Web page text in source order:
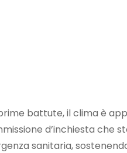
battute, il clima è
d’inchiesta che
sanitaria,